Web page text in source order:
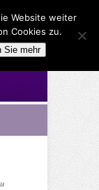
Website weiter
Cookies zu.
Sie mehr